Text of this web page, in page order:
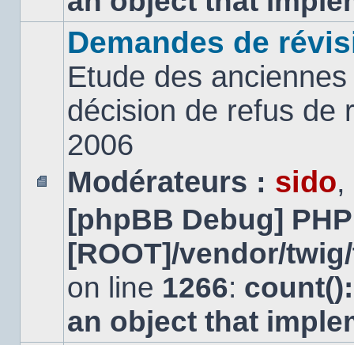
message
lu
Demandes de
Etude des
décision de refus de
2006
Modérateurs : sido,
[phpBB Debug]
[ROOT]/vendor/
on line 1266:
an object that